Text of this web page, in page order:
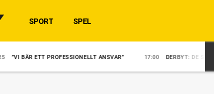
SPORT SPEL
PROFESSIONELLT ANSVAR” 17:00 DERBYT: DE SVENSKA HOPPEN